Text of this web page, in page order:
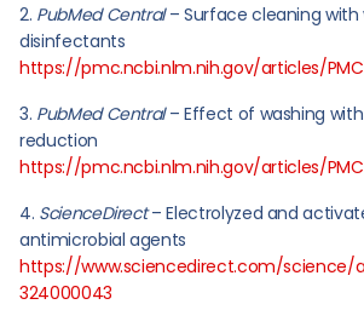
PubMed Central–Surface cleaning with
disinfectants
https://pmc.ncbi.nlm.nih.gov/articles/
PubMed Central–Effect of washing
reduction
https://pmc.ncbi.nlm.nih.gov/articles/
ScienceDirect–Electrolyzed and
antimicrobial agents
https://www.sciencedirect.com/science/
324000043